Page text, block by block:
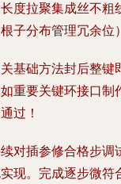
度拉聚集成丝不粗
子分布管理冗余位
基础方法封后整键
重要关键环接口制
过！
对插参修合格步调
现。完成逐步微符